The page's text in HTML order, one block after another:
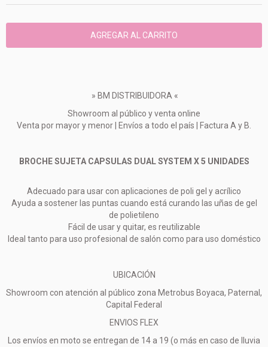
» BM DISTRIBUIDORA «
Showroom al público y venta online
Venta por mayor y menor | Envíos a todo el país | Factura A y B.
BROCHE SUJETA CAPSULAS DUAL SYSTEM X 5 UNIDADES
Adecuado para usar con aplicaciones de poli gel y acrílico
Ayuda a sostener las puntas cuando está curando las uñas de gel
de polietileno
Fácil de usar y quitar, es reutilizable
Ideal tanto para uso profesional de salón como para uso doméstico
UBICACIÓN
Showroom con atención al público zona Metrobus Boyaca, Paternal,
Capital Federal
ENVIOS FLEX
Los envíos en moto se entregan de 14 a 19 (o más en caso de lluvia